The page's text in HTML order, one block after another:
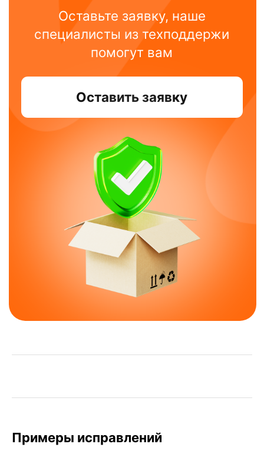
Примеры исправлений
Читать другие статьи
Мы в социальных сетях:
Создаём только полезные платёжные
и кассовые решения для вашего бизнеса